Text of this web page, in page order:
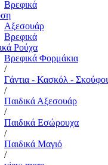
Βρεφικά
Αξεσουάρ
Βρεφικά
Ρούχα
Βρεφικά Φορμάκια
/
Γάντια - Κασκόλ - Σκούφοι
/
Παιδικά Αξεσουάρ
/
Παιδικά Εσώρουχα
/
Παιδικά Μαγιό
/